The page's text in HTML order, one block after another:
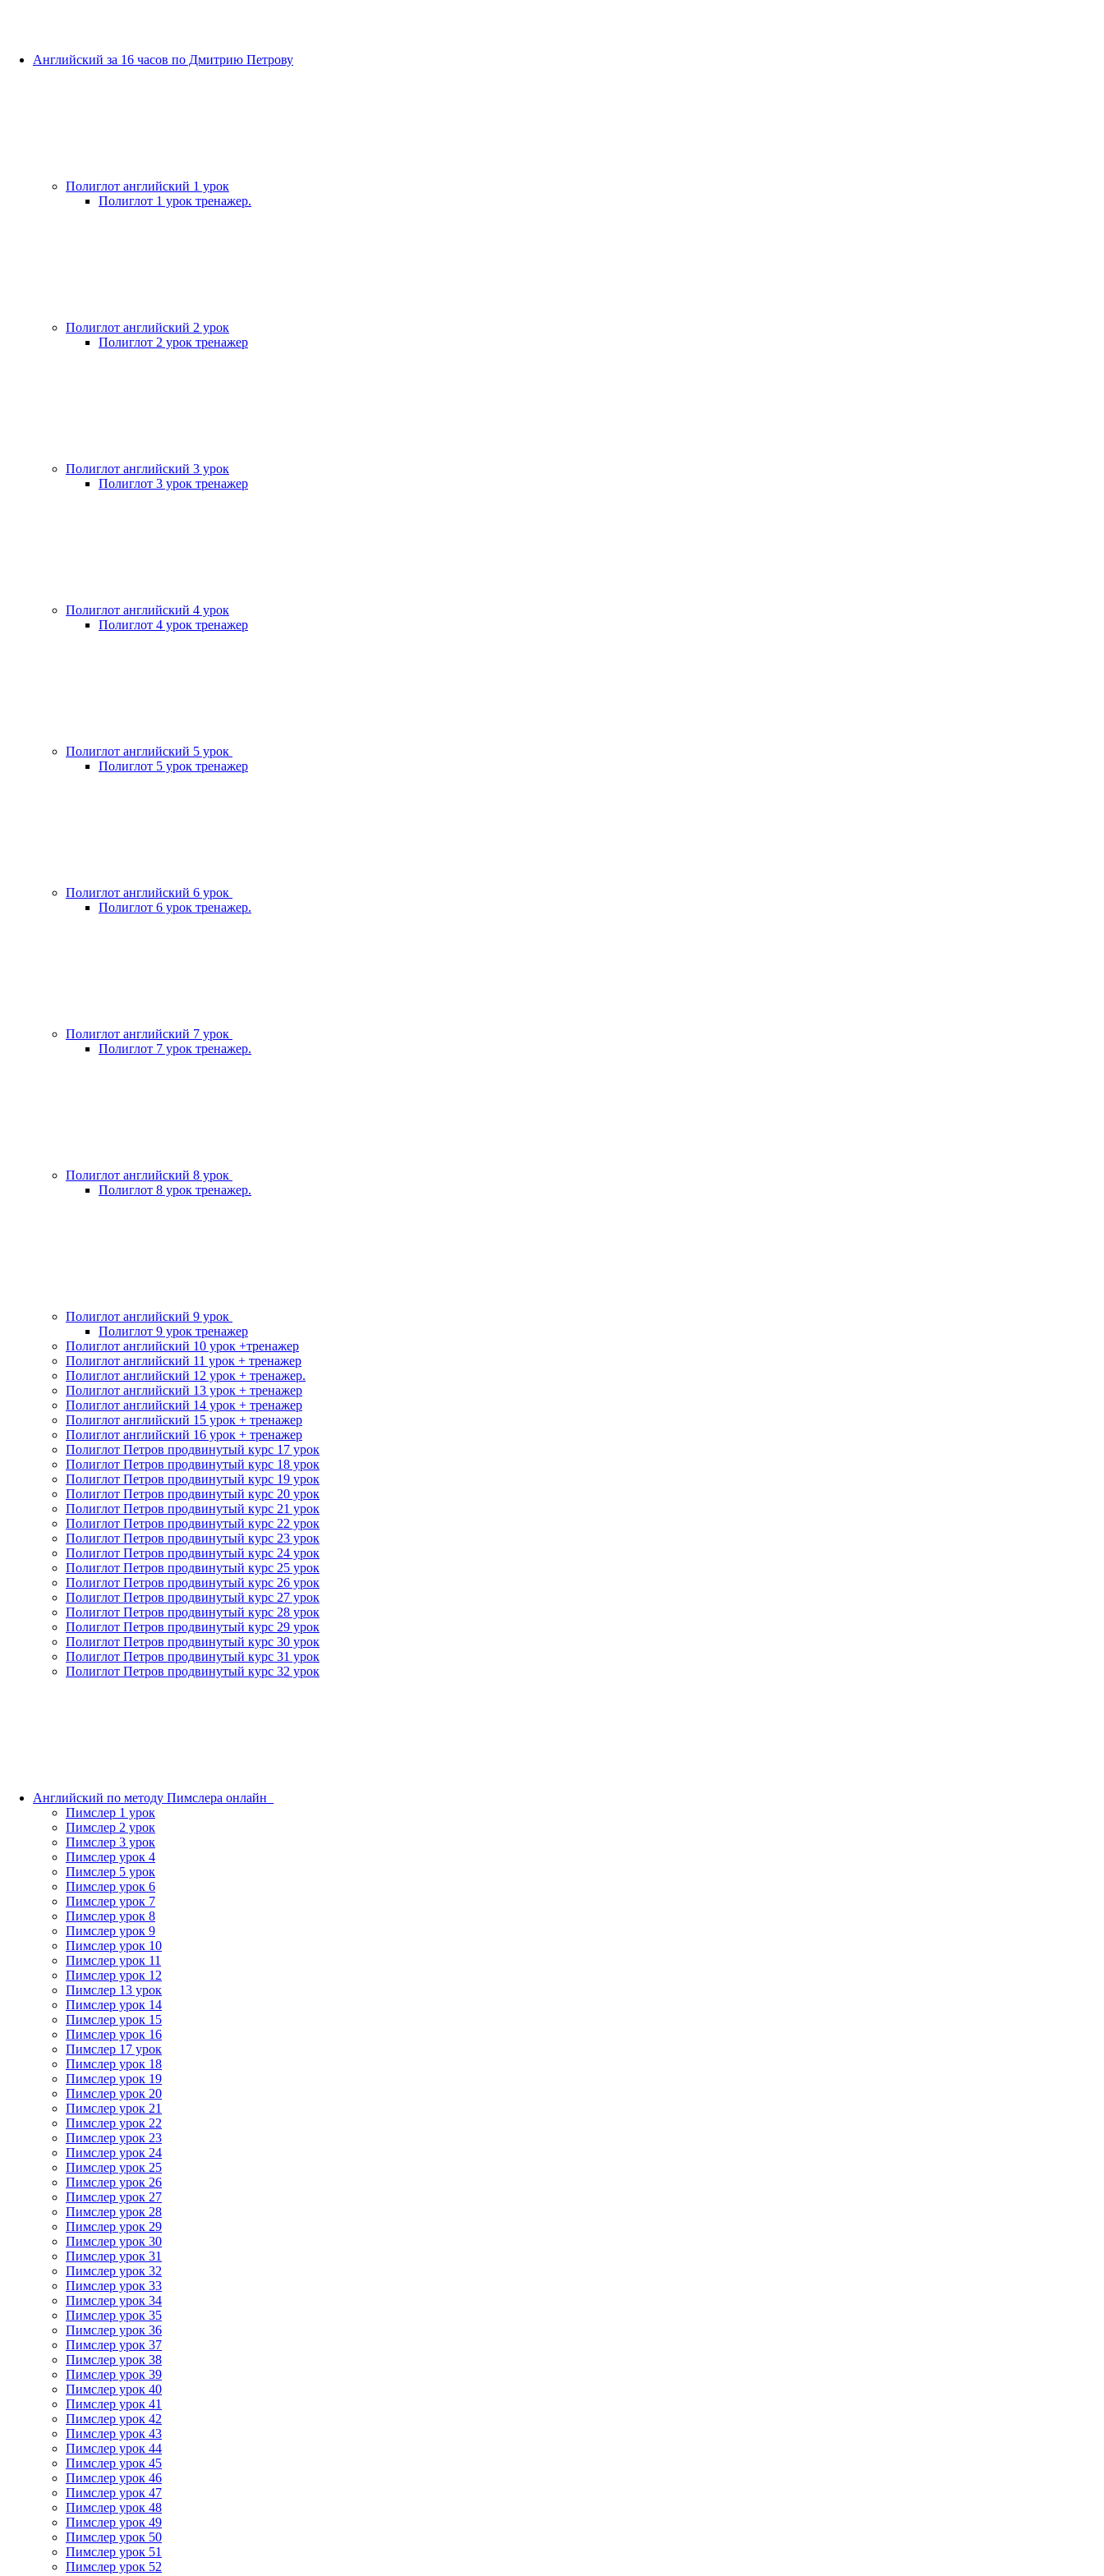
Английский за 16 часов по Дмитрию Петрову
Полиглот английский 1 урок
Полиглот 1 урок тренажер.
Полиглот английский 2 урок
Полиглот 2 урок тренажер
Полиглот английский 3 урок
Полиглот 3 урок тренажер
Полиглот английский 4 урок
Полиглот 4 урок тренажер
Полиглот английский 5 урок
Полиглот 5 урок тренажер
Полиглот английский 6 урок
Полиглот 6 урок тренажер.
Полиглот английский 7 урок
Полиглот 7 урок тренажер.
Полиглот английский 8 урок
Полиглот 8 урок тренажер.
Полиглот английский 9 урок
Полиглот 9 урок тренажер
Полиглот английский 10 урок +тренажер
Полиглот английский 11 урок + тренажер
Полиглот английский 12 урок + тренажер.
Полиглот английский 13 урок + тренажер
Полиглот английский 14 урок + тренажер
Полиглот английский 15 урок + тренажер
Полиглот английский 16 урок + тренажер
Полиглот Петров продвинутый курс 17 урок
Полиглот Петров продвинутый курс 18 урок
Полиглот Петров продвинутый курс 19 урок
Полиглот Петров продвинутый курс 20 урок
Полиглот Петров продвинутый курс 21 урок
Полиглот Петров продвинутый курс 22 урок
Полиглот Петров продвинутый курс 23 урок
Полиглот Петров продвинутый курс 24 урок
Полиглот Петров продвинутый курс 25 урок
Полиглот Петров продвинутый курс 26 урок
Полиглот Петров продвинутый курс 27 урок
Полиглот Петров продвинутый курс 28 урок
Полиглот Петров продвинутый курс 29 урок
Полиглот Петров продвинутый курс 30 урок
Полиглот Петров продвинутый курс 31 урок
Полиглот Петров продвинутый курс 32 урок
Английский по методу Пимслера онлайн_
Пимслер 1 урок
Пимслер 2 урок
Пимслер 3 урок
Пимслер урок 4
Пимслер 5 урок
Пимслер урок 6
Пимслер урок 7
Пимслер урок 8
Пимслер урок 9
Пимслер урок 10
Пимслер урок 11
Пимслер урок 12
Пимслер 13 урок
Пимслер урок 14
Пимслер урок 15
Пимслер урок 16
Пимслер 17 урок
Пимслер урок 18
Пимслер урок 19
Пимслер урок 20
Пимслер урок 21
Пимслер урок 22
Пимслер урок 23
Пимслер урок 24
Пимслер урок 25
Пимслер урок 26
Пимслер урок 27
Пимслер урок 28
Пимслер урок 29
Пимслер урок 30
Пимслер урок 31
Пимслер урок 32
Пимслер урок 33
Пимслер урок 34
Пимслер урок 35
Пимслер урок 36
Пимслер урок 37
Пимслер урок 38
Пимслер урок 39
Пимслер урок 40
Пимслер урок 41
Пимслер урок 42
Пимслер урок 43
Пимслер урок 44
Пимслер урок 45
Пимслер урок 46
Пимслер урок 47
Пимслер урок 48
Пимслер урок 49
Пимслер урок 50
Пимслер урок 51
Пимслер урок 52